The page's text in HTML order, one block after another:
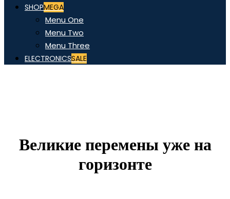
SHOPMEGA
Menu One
Menu Two
Menu Three
ELECTRONICSSALE
Великие перемены уже на
горизонте